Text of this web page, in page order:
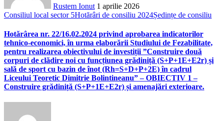
Rustem Ionut 1 aprilie 2026
Consiliul local sector 5Hotărâri de consiliu 2024Ședințe de consiliu
Hotărârea nr. 22/16.02.2024 privind aprobarea indicatorilor
tehnico-economici, în urma elaborării Studiului de Fezabilitate,
pentru realizarea obiectivului de investiții ”Construire două
corpuri de clădire noi cu funcțiunea grădiniță (S+P+1E+E2r) și
sală de sport cu bazin de înot (Rh=S+D+P+2E) în cadrul
Liceului Teoretic Dimitrie Bolintineanu” – OBIECTIV 1 –
Construire grădiniță (S+P+1E+E2r) și amenajări exterioare.